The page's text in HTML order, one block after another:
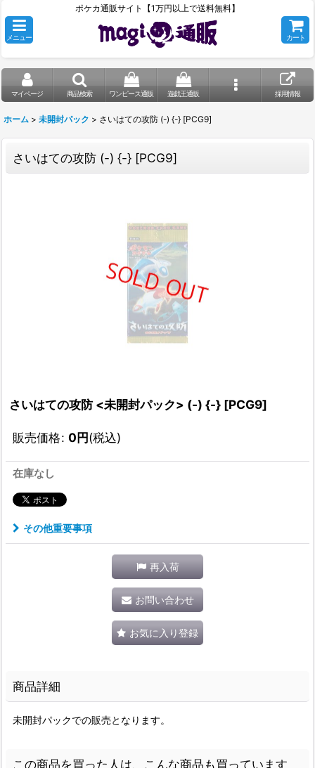
ポケカ通販サイト【1万円以上で送料無料】
メニュー カート
マイページ 商品検索 ワンピース通販 遊戯王通販 採用情報
ホーム > 未開封パック > さいはての攻防 (-) {-} [PCG9]
さいはての攻防 (-) {-} [PCG9]
さいはての攻防 <未開封パック> (-) {-} [PCG9]
販売価格: 0円(税込)
在庫なし
その他重要事項
再入荷
お問い合わせ
お気に入り登録
商品詳細
未開封パックでの販売となります。
この商品を買った人は、こんな商品も買っています